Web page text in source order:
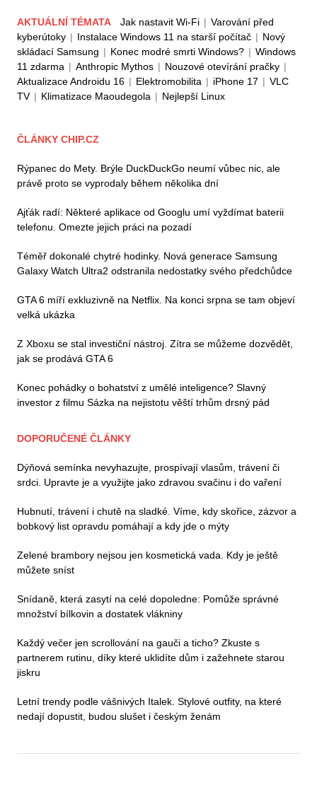
AKTUÁLNÍ TÉMATA Jak nastavit Wi-Fi | Varování před
kyberútoky | Instalace Windows 11 na starší počítač | Nový
skládací Samsung | Konec modré smrti Windows? | Windows
11 zdarma | Anthropic Mythos | Nouzové otevírání pračky |
Aktualizace Androidu 16 | Elektromobilita | iPhone 17 | VLC
TV | Klimatizace Maoudegola | Nejlepší Linux
ČLÁNKY CHIP.CZ
Rýpanec do Mety. Brýle DuckDuckGo neumí vůbec nic, ale
právě proto se vyprodaly během několika dní
Ajťák radí: Některé aplikace od Googlu umí vyždímat baterii
telefonu. Omezte jejich práci na pozadí
Téměř dokonalé chytré hodinky. Nová generace Samsung
Galaxy Watch Ultra2 odstranila nedostatky svého předchůdce
GTA 6 míří exkluzivně na Netflix. Na konci srpna se tam objeví
velká ukázka
Z Xboxu se stal investiční nástroj. Zítra se můžeme dozvědět,
jak se prodává GTA 6
Konec pohádky o bohatství z umělé inteligence? Slavný
investor z filmu Sázka na nejistotu věští trhům drsný pád
DOPORUČENÉ ČLÁNKY
Dýňová semínka nevyhazujte, prospívají vlasům, trávení či
srdci. Upravte je a využijte jako zdravou svačinu i do vaření
Hubnutí, trávení i chutě na sladké. Víme, kdy skořice, zázvor a
bobkový list opravdu pomáhají a kdy jde o mýty
Zelené brambory nejsou jen kosmetická vada. Kdy je ještě
můžete sníst
Snídaně, která zasytí na celé dopoledne: Pomůže správné
množství bílkovin a dostatek vlákniny
Každý večer jen scrollování na gauči a ticho? Zkuste s
partnerem rutinu, díky které uklidíte dům i zažehnete starou
jiskru
Letní trendy podle vášnivých Italek. Stylové outfity, na které
nedají dopustit, budou slušet i českým ženám